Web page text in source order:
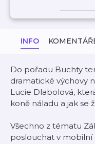
INFO
Do pořadu Buchty
dramatické výchovy
Lucie Dlabolová,
koně náladu a jak se
Všechno z tématu
poslouchat v mobilní